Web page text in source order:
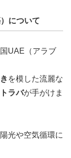
について
UAE（アラブ
を模した流麗な
ラバが手がけま
光や空気循環に